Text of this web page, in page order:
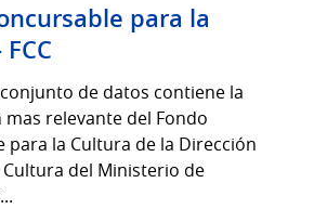
para la
de datos contiene la
relevante del Fondo
para la Cultura de la Dirección
del Ministerio de